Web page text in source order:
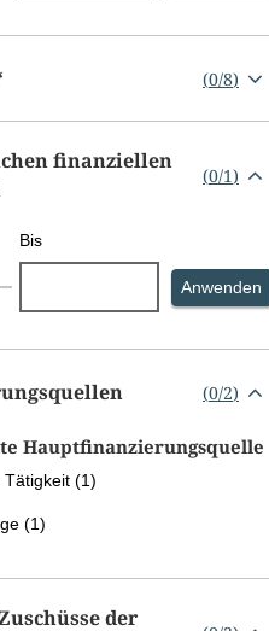
(0/8)
finanziellen
(0/1)
Bis
Anwenden
(0/2)
Hauptfinanzierungsquelle
Tätigkeit (1)
(1)
der